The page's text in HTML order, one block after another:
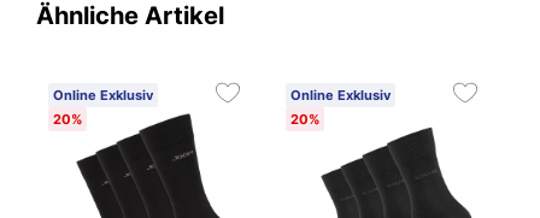
Ähnliche Artikel
Online Exklusiv
20%
Online Exklusiv
20%